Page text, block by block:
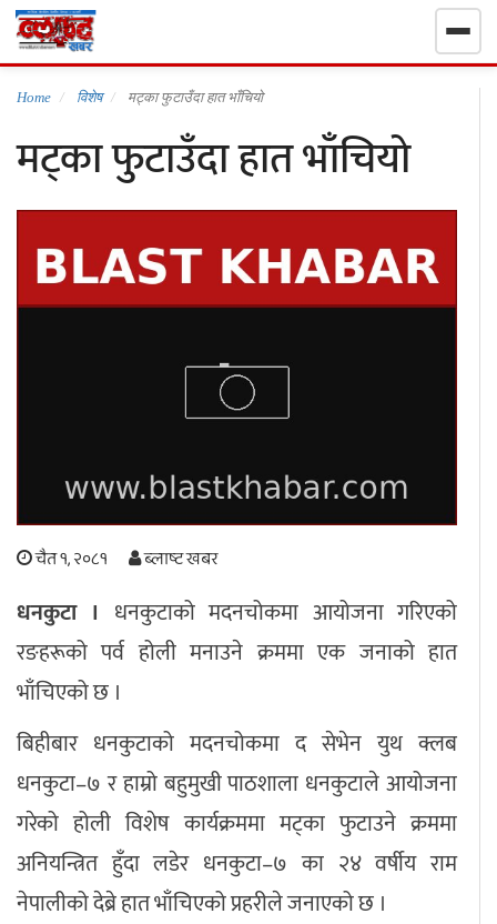
गृहपृष्ठ
निर्वाचन खबर
राजनीति
स्वास्थ्य
छापा समाचार
थप विभाग
छापा संस्करण
अन्तर्राष्ट्रिय / प्रवास
अन्तरवार्ता संस्कृति साहित्य
ब्लग/रिभ्यु
राशिफल
Home विशेष मट्का फुटाउँदा हात भाँचियो
मट्का फुटाउँदा हात भाँचियो
चैत १, २०८१ ब्लाष्ट खबर
धनकुटा । धनकुटाको मदनचोकमा आयोजना गरिएको
रङहरूको पर्व होली मनाउने क्रममा एक जनाको हात
भाँचिएको छ ।
बिहीबार धनकुटाको मदनचोकमा द सेभेन युथ क्लब
धनकुटा–७ र हाम्रो बहुमुखी पाठशाला धनकुटाले आयोजना
गरेको होली विशेष कार्यक्रममा मट्का फुटाउने क्रममा
अनियन्त्रित हुँदा लडेर धनकुटा–७ का २४ वर्षीय राम
नेपालीको देब्रे हात भाँचिएको प्रहरीले जनाएको छ ।